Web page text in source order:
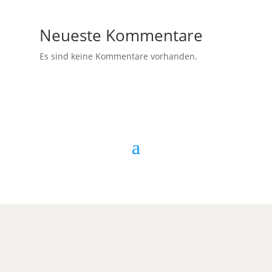
Neueste Kommentare
Es sind keine Kommentare vorhanden.